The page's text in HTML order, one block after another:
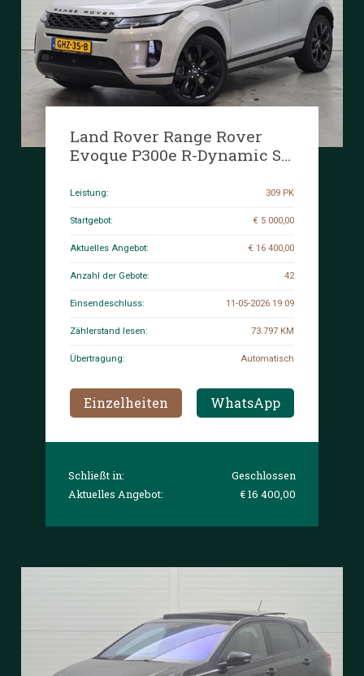
Land Rover Range Rover
Evoque P300e R-Dynamic SE
B
Leistung: 309 PK
Startgebot: € 5 000,00
Aktuelles Angebot: € 16 400,00
Anzahl der Gebote: 42
Einsendeschluss: 11-05-2026 19:09
Zählerstand lesen: 73.797 KM
Übertragung: Automatisch
Einzelheiten WhatsApp
Schließt in:
Geschlossen
Aktuelles Angebot:
€ 16 400,00